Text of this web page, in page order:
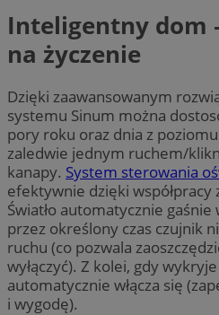
Inteligentny dom
na życzenie
Dzięki zaawansowanym
systemu Sinum można
pory roku oraz dnia z
zaledwie jednym ruchem/
kanapy. System sterowania
efektywnie dzięki współpracy
Światło automatycznie
przez określony czas czujnik
ruchu (co pozwala
wyłączyć). Z kolei, gdy
automatycznie włącza się
i wygodę).